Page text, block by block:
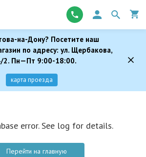
на-Дону? Посетите наш
по адресу: ул. Щербакова,
2. Пн—Пт 9:00-18:00.
карта проезда
error. See log for details.
Перейти на главную